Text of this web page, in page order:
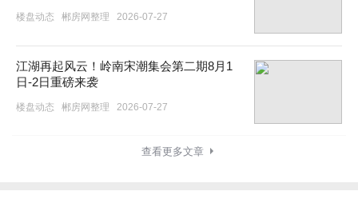
楼盘动态 郴房网整理 2026-07-27
江湖再起风云！岭南宋潮集会第二期8月1
日-2日重磅来袭
楼盘动态 郴房网整理 2026-07-27
查看更多文章